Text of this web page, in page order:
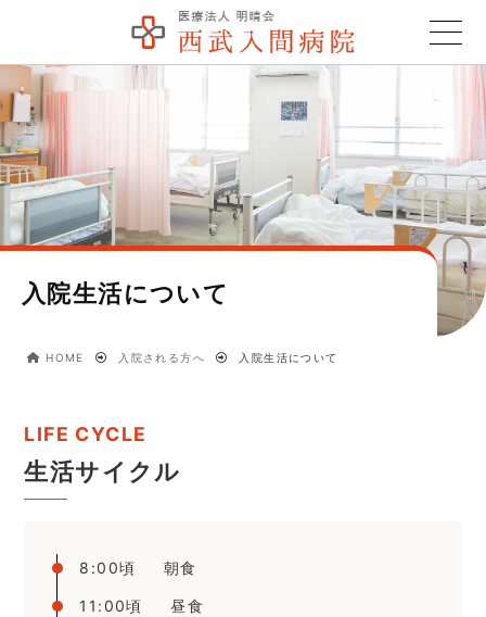
入院生活について
HOME 入院される方へ 入院生活について
生活サイクル
8:00頃 朝食
11:00頃 昼食